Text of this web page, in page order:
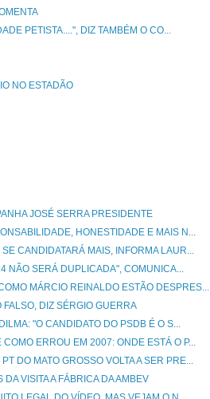
PETISTA....", DIZ TAMBÉM O CO...
NO ESTADÃO
JOSÉ SERRA PRESIDENTE
HONESTIDADE E MAIS N...
CANDIDATARÁ MAIS, INFORMA LAUR...
NÃO SERÁ DUPLICADA", COMUNICA...
MÁRCIO REINALDO ESTÃO DESPRES...
FALSO, DIZ SÉRGIO GUERRA
"O CANDIDATO DO PSDB É O S...
ERROU EM 2007: ONDE ESTÁ O P...
DO MATO GROSSO VOLTA A SER PRE...
VISITA A FÁBRICA DA AMBEV